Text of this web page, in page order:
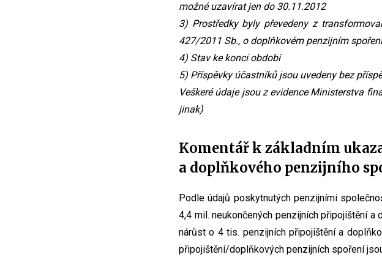
možné uzavírat jen do 30.11.2012
3) Prostředky byly převedeny z
427/2011 Sb., o doplňkovém penzijním spoření
4) Stav ke konci období
5) Příspěvky účastníků jsou uvedeny bez
Veškeré údaje jsou z evidence Ministerstva
jinak)
Komentář k základním
a doplňkového penzijního
Podle údajů poskytnutých penzijními
4,4 mil. neukončených penzijních připojištění
nárůst o 4 tis. penzijních připojištění a
připojištění/doplňkových penzijních spoření